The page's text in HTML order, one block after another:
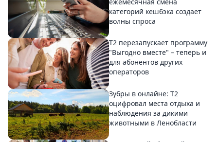
ежемесячная смена
категорий кешбэка создает
волны спроса
Т2 перезапускает программу
"Выгодно вместе" – теперь и
для абонентов других
операторов
Зубры в онлайне: Т2
оцифровал места отдыха и
наблюдения за дикими
животными в Ленобласти